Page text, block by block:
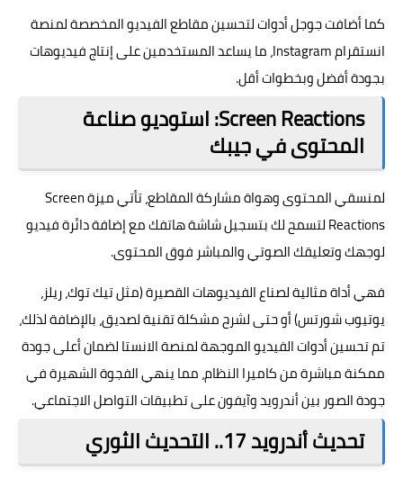
كما أضافت جوجل أدوات لتحسين مقاطع الفيديو المخصصة لمنصة
انستقرام Instagram، ما يساعد المستخدمين على إنتاج فيديوهات
بجودة أفضل وبخطوات أقل.
Screen Reactions: استوديو صناعة
المحتوى في جيبك
لمنسقي المحتوى وهواة مشاركة المقاطع، تأتي ميزة Screen
Reactions لتسمح لك بتسجيل شاشة هاتفك مع إضافة دائرة فيديو
لوجهك وتعليقك الصوتي والمباشر فوق المحتوى.
فهي أداة مثالية لصناع الفيديوهات القصيرة (مثل تيك توك، ريلز،
يوتيوب شورتس) أو حتى لشرح مشكلة تقنية لصديق، بالإضافة لذلك،
تم تحسين أدوات الفيديو الموجهة لمنصة الانستا لضمان أعلى جودة
ممكنة مباشرة من كاميرا النظام، مما ينهي الفجوة الشهيرة في
جودة الصور بين أندرويد وآيفون على تطبيقات التواصل الاجتماعي.
تحديث أندرويد 17.. التحديث الثوري